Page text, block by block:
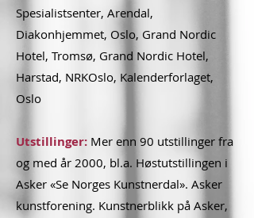
Spesialistsenter, Arendal,
Diakonhjemmet, Oslo, Grand Nordic
Hotel, Tromsø, Grand Nordic Hotel,
Harstad, NRKOslo, Kalenderforlaget,
Oslo
Utstillinger: Mer enn 90 utstillinger fra
og med år 2000, bl.a. Høstutstillingen i
Asker «Se Norges Kunstnerdal». Asker
kunstforening. Kunstnerblikk på Asker,